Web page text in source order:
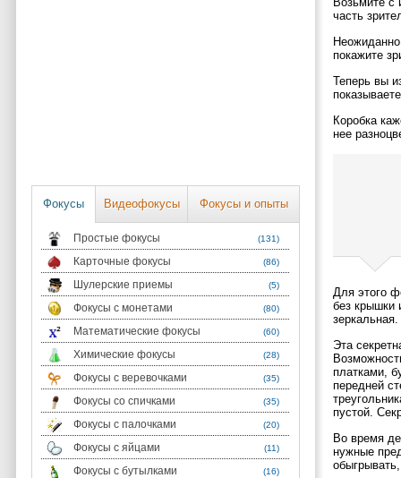
Фокусы Видеофокусы Фокусы и опыты
Простые фокусы (131)
Карточные фокусы (86)
Шулерские приемы (5)
Фокусы с монетами (80)
Математические фокусы (60)
Химические фокусы (28)
Фокусы с веревочками (35)
Фокусы со спичками (35)
Фокусы с палочками (20)
Фокусы с яйцами (11)
Фокусы с бутылками (16)
часть
покажите
Теперь вы
Коробка
нее
Для этого
без крышки
зеркальная.
Эта
платками,
передней
пустой.
Во время
нужные